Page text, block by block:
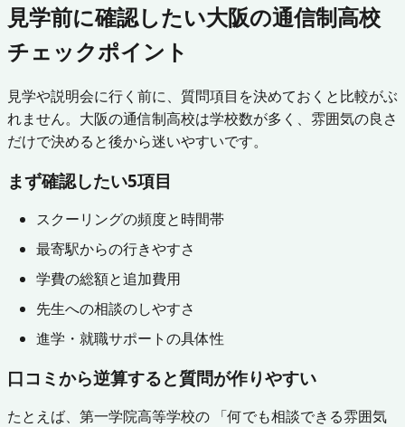
見学前に確認したい大阪の通信制高校
チェックポイント
見学や説明会に行く前に、質問項目を決めておくと比較がぶ
れません。大阪の通信制高校は学校数が多く、雰囲気の良さ
だけで決めると後から迷いやすいです。
まず確認したい5項目
スクーリングの頻度と時間帯
最寄駅からの行きやすさ
学費の総額と追加費用
先生への相談のしやすさ
進学・就職サポートの具体性
口コミから逆算すると質問が作りやすい
たとえば、第一学院高等学校の 「何でも相談できる雰囲気